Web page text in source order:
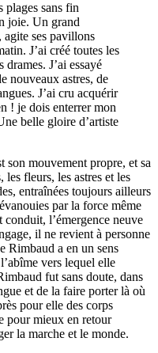
plages sans fin
joie. Un grand
agite ses pavillons
J’ai créé toutes les
J’ai essayé
nouveaux astres, de
J’ai cru acquérir
! je dois enterrer mon
belle gloire d’artiste
son mouvement propre, et sa
les fleurs, les astres et les
entraînées toujours ailleurs
par la force même
l’émergence neuve
il ne revient à personne
Rimbaud a en un sens
vers lequel elle
fut sans doute, dans
et de la faire porter là où
pour elle des corps
pour mieux en retour
la marche et le monde.